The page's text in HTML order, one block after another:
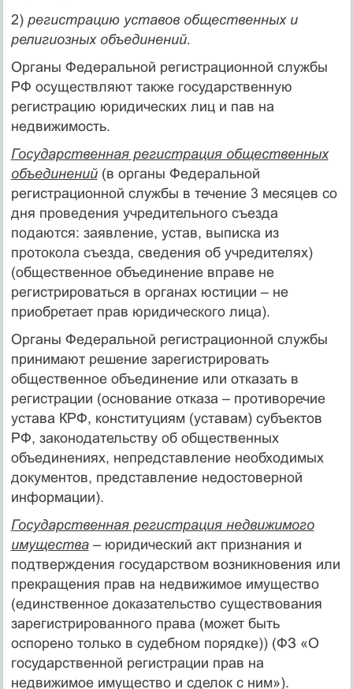
2) регистрацию уставов общественных и
религиозных объединений.
Органы Федеральной регистрационной службы
РФ осуществляют также государственную
регистрацию юридических лиц и пав на
недвижимость.
Государственная регистрация общественных
объединений(в органы Федеральной
регистрационной службы в течение 3 месяцев со
дня проведения учредительного съезда
подаются: заявление, устав, выписка из
протокола съезда, сведения об учредителях)
(общественное объединение вправе не
регистрироваться в органах юстиции – не
приобретает прав юридического лица).
Органы Федеральной регистрационной службы
принимают решение зарегистрировать
общественное объединение или отказать в
регистрации (основание отказа – противоречие
устава КРФ, конституциям (уставам) субъектов
РФ, законодательству об общественных
объединениях, непредставление необходимых
документов, представление недостоверной
информации).
Государственная регистрация недвижимого
имущества– юридический акт признания и
подтверждения государством возникновения или
прекращения прав на недвижимое имущество
(единственное доказательство существования
зарегистрированного права (может быть
оспорено только в судебном порядке)) (ФЗ «О
государственной регистрации прав на
недвижимое имущество и сделок с ним»).